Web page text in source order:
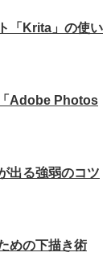
「Krita」の使い
Adobe Photos
出る強弱のコツ
めの下描き術